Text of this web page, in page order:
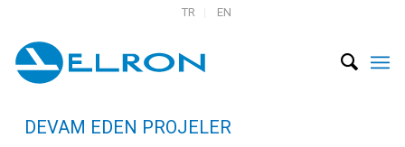
TR EN
DEVAM EDEN PROJELER